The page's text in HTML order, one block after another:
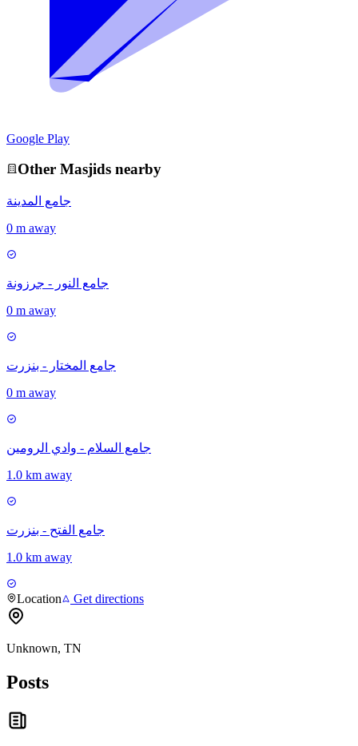
Google Play
Other Masjids nearby
جامع المدينة
0 m away
جامع النور - جرزونة
0 m away
جامع المختار - بنزرت
0 m away
جامع السلام - وادي الرومين
1.0 km away
جامع الفتح - بنزرت
1.0 km away
Location Get directions
Unknown, TN
Posts